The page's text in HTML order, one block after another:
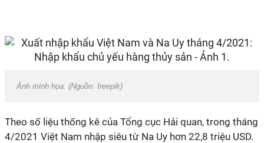
Ảnh minh họa. (Nguồn: freepik)
Theo số liệu thống kê của Tổng cục Hải quan, trong tháng
4/2021 Việt Nam nhập siêu từ Na Uy hơn 22,8 triệu USD.